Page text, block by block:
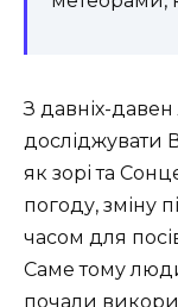
З давніх-
досліджувати
як зорі та
погоду, зміну
часом для
Саме тому
почали